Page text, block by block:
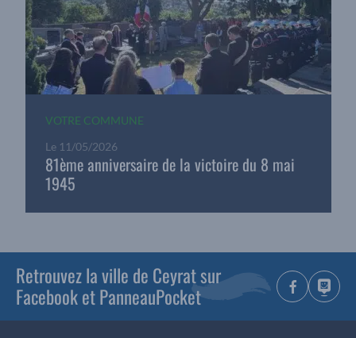
VOTRE COMMUNE
Le 11/05/2026
81ème anniversaire de la victoire du 8 mai
1945
Retrouvez la ville de Ceyrat sur
Facebook et PanneauPocket